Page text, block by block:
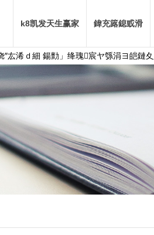
厷浠ｄ細 鍚勯」绛瑰宸ヤ綔涓ヨ皑鏈
k8凯发天生赢家 鍏充簬鎴戜滑